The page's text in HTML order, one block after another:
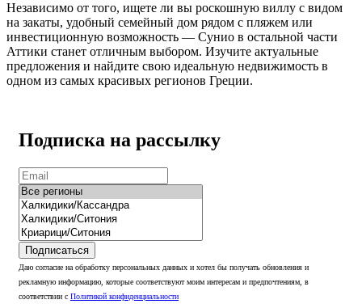
Независимо от того, ищете ли вы роскошную виллу с видом
на закаты, удобный семейный дом рядом с пляжем или
инвестиционную возможность — Сунио в остальной части
Аттики станет отличным выбором. Изучите актуальные
предложения и найдите свою идеальную недвижимость в
одном из самых красивых регионов Греции.
Подписка на рассылку
Подписаться
Даю согласие на обработку персональных данных и хотел бы получать обновления и
рекламную информацию, которые соответствуют моим интересам и предпочтениям, в
соответствии с Политикой конфиденциальности